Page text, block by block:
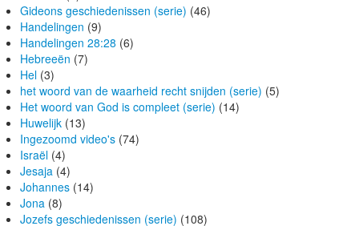
Gideons geschiedenissen (serie) (46)
Handelingen (9)
Handelingen 28:28 (6)
Hebreeën (7)
Hel (3)
het woord van de waarheid recht snijden (serie) (5)
Het woord van God is compleet (serie) (14)
Huwelijk (13)
Ingezoomd video's (74)
Israël (4)
Jesaja (4)
Johannes (14)
Jona (8)
Jozefs geschiedenissen (serie) (108)